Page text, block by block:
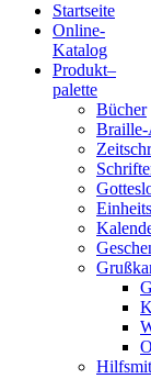
Verlag
gGmbH
Startseite
Online-
Katalog
Produkt–
palette
Bücher
Braille-